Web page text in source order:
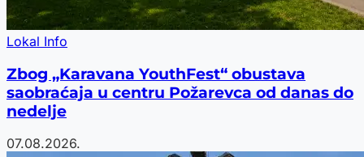
Lokal Info
Zbog „Karavana YouthFest“ obustava
saobraćaja u centru Požarevca od danas do
nedelje
07.08.2026.